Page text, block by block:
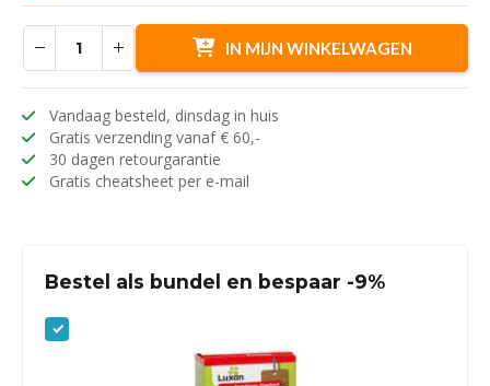
IN MIJN WINKELWAGEN
Vandaag besteld, dinsdag in huis
Gratis verzending vanaf € 60,-
30 dagen retourgarantie
Gratis cheatsheet per e-mail
Bestel als bundel en bespaar -9%